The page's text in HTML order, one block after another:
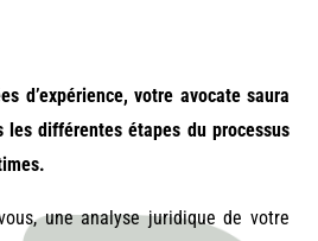
d’expérience, votre avocate saura
les différentes étapes du processus
une analyse juridique de votre